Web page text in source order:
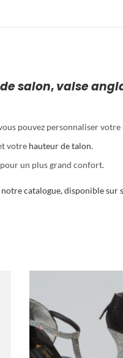
salon,valse
pouvez personnaliser votre
votre hauteur de talon.
un plus grand confort.
catalogue, disponible sur